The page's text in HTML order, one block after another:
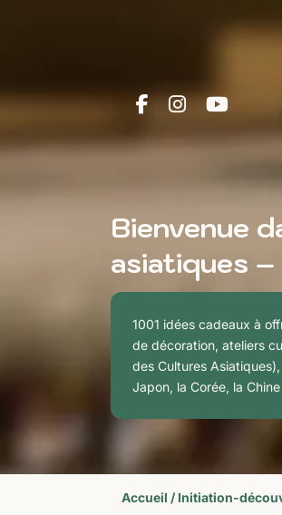
Bienvenue
asiatiques
1001 idées cadeaux à
de décoration, ateliers
des Cultures
Japon, la Corée, la Chine
Accueil / Initiation-